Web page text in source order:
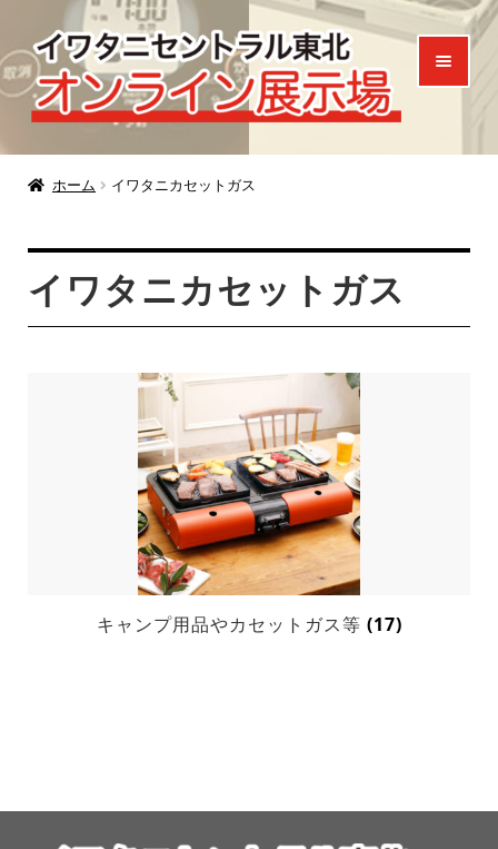
ナ
ビ
ゲ
ー
シ
ョ
へ
ス
キ
コ
ン
テ
ン
ツ
へ
キ
ッ
プ
ホーム
ご来場特典
お知らせ
お問い合わせ
ホーム イワタニカセットガス
イワタニカセットガス
キャンプ用品やカセットガス等 (17)